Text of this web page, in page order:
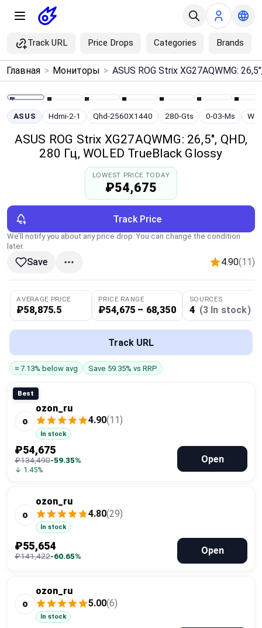
Track URL Price Drops Categories Brands
Menu ×
Home
Search
Categories
Brands
Global Price Tracker
Blog
Compare
Plans & Pricing
Главная > Мониторы >
ASUS Hdmi-2-1 Qhd-2560X1440 280-Gts 0-03-Ms
ASUS ROG Strix XG27AQWMG: 26,5", QHD,
280 Гц, WOLED TrueBlack Glossy
LOWEST PRICE TODAY
₽54,675
Track Price
We’ll notify you about any price drop. You can change the condition
later.
Save 4.90(11)
AVERAGE PRICE
₽58,875.5
PRICE RANGE
₽54,675 – 68,350
SOURCES
4 (3 In stock)
Track URL
≈ 7.13% below avg Save 59.35% vs RRP
Best
o
ozon_ru
4.90(11)
In stock
₽54,675
₽134,490-59.35%
↓ 1.45%
Open
o
ozon_ru
4.80(29)
In stock
₽55,654
₽141,422-60.65% Open
o
ozon_ru
5.00(6)
In stock